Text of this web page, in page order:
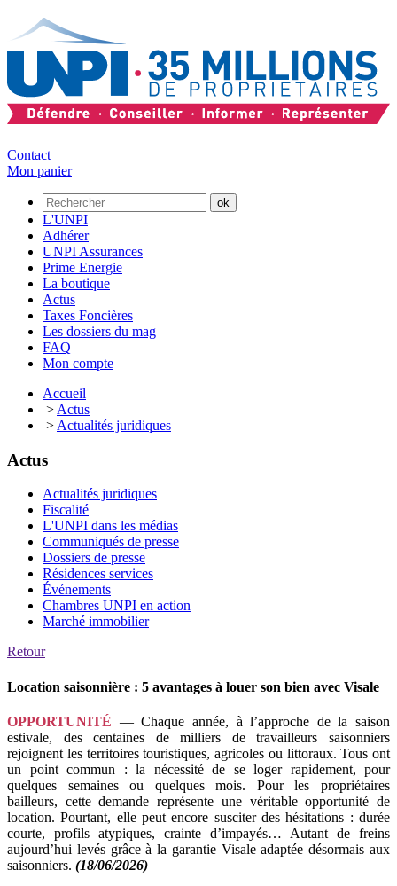
Contact
Mon panier
L'UNPI
Adhérer
UNPI Assurances
Prime Energie
La boutique
Actus
Taxes Foncières
Les dossiers du mag
FAQ
Mon compte
Accueil
> Actus
> Actualités juridiques
Actus
Actualités juridiques
Fiscalité
L'UNPI dans les médias
Communiqués de presse
Dossiers de presse
Résidences services
Événements
Chambres UNPI en action
Marché immobilier
Retour
Location saisonnière : 5 avantages à louer son bien avec Visale
OPPORTUNITÉ — Chaque année, à l’approche de la saison
estivale, des centaines de milliers de travailleurs saisonniers
rejoignent les territoires touristiques, agricoles ou littoraux. Tous ont
un point commun : la nécessité de se loger rapidement, pour
quelques semaines ou quelques mois. Pour les propriétaires
bailleurs, cette demande représente une véritable opportunité de
location. Pourtant, elle peut encore susciter des hésitations : durée
courte, profils atypiques, crainte d’impayés… Autant de freins
aujourd’hui levés grâce à la garantie Visale adaptée désormais aux
saisonniers. (18/06/2026)